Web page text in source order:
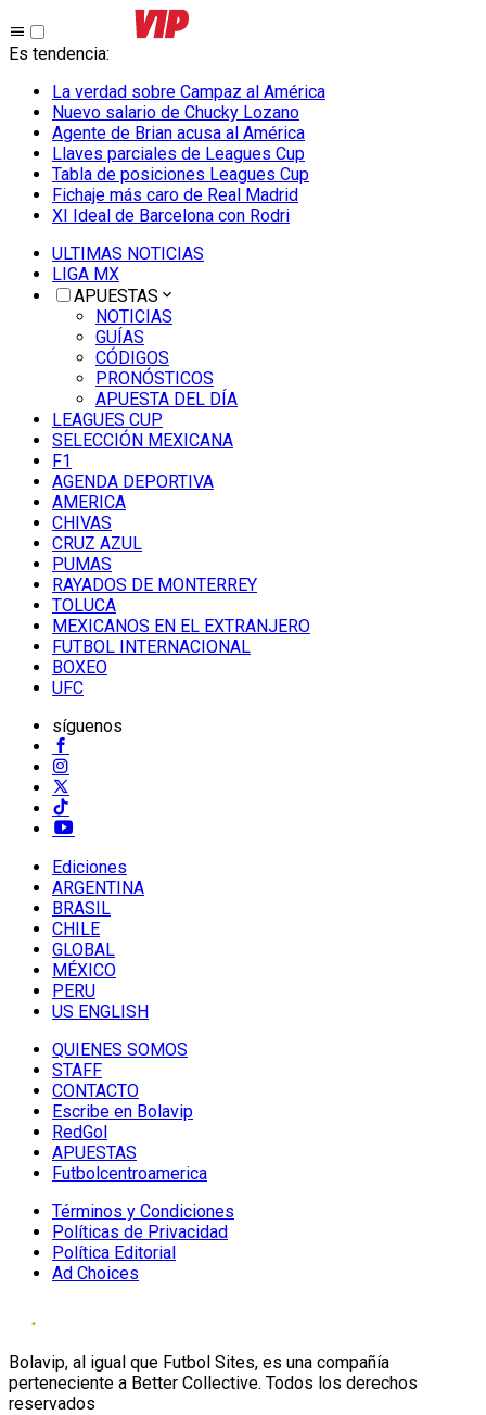
Es tendencia:
La verdad sobre Campaz al América
Nuevo salario de Chucky Lozano
Agente de Brian acusa al América
Llaves parciales de Leagues Cup
Tabla de posiciones Leagues Cup
Fichaje más caro de Real Madrid
XI Ideal de Barcelona con Rodri
ULTIMAS NOTICIAS
LIGA MX
APUESTAS
NOTICIAS
GUÍAS
CÓDIGOS
PRONÓSTICOS
APUESTA DEL DÍA
LEAGUES CUP
SELECCIÓN MEXICANA
F1
AGENDA DEPORTIVA
AMERICA
CHIVAS
CRUZ AZUL
PUMAS
RAYADOS DE MONTERREY
TOLUCA
MEXICANOS EN EL EXTRANJERO
FUTBOL INTERNACIONAL
BOXEO
UFC
síguenos
Ediciones
ARGENTINA
BRASIL
CHILE
GLOBAL
MÉXICO
PERU
US ENGLISH
QUIENES SOMOS
STAFF
CONTACTO
Escribe en Bolavip
RedGol
APUESTAS
Futbolcentroamerica
Términos y Condiciones
Políticas de Privacidad
Política Editorial
Ad Choices
Bolavip, al igual que Futbol Sites, es una compañía
perteneciente a Better Collective. Todos los derechos
reservados